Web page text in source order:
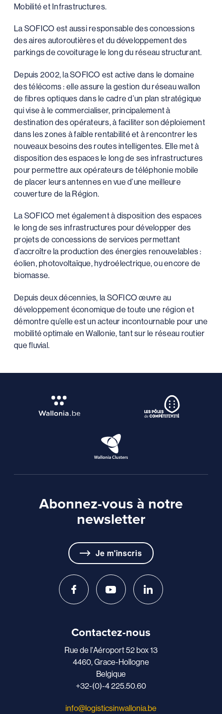
Mobilité et Infrastructures.
La SOFICO est aussi responsable des concessions
des aires autoroutières et du développement des
parkings de covoiturage le long du réseau structurant.
Depuis 2002, la SOFICO est active dans le domaine
des télécoms : elle assure la gestion du réseau wallon
de fibres optiques dans le cadre d’un plan stratégique
qui vise à le commercialiser, principalement à
destination des opérateurs, à faciliter son déploiement
dans les zones à faible rentabilité et à rencontrer les
nouveaux besoins des routes intelligentes. Elle met à
disposition des espaces le long de ses infrastructures
pour permettre aux opérateurs de téléphonie mobile
de placer leurs antennes en vue d’une meilleure
couverture de la Région.
La SOFICO met également à disposition des espaces
le long de ses infrastructures pour développer des
projets de concessions de services permettant
d’accroître la production des énergies renouvelables :
éolien, photovoltaïque, hydroélectrique, ou encore de
biomasse.
Depuis deux décennies, la SOFICO œuvre au
développement économique de toute une région et
démontre qu’elle est un acteur incontournable pour une
mobilité optimale en Wallonie, tant sur le réseau routier
que fluvial.
Abonnez-vous à notre
newsletter
Je m'inscris
Contactez-nous
Rue de l'Aéroport 52 box 13
4460, Grace-Hollogne
Belgique
+32-(0)-4 225.50.60
info@logisticsinwallonia.be